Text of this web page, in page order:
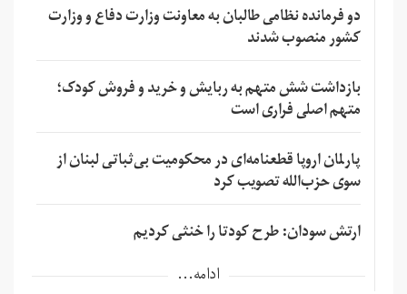
دو فرمانده نظامی طالبان به معاونت وزارت دفاع و وزارت
کشور منصوب شدند
بازداشت شش متهم به ربایش و خرید و فروش کودک؛
متهم اصلی فراری است
پارلمان اروپا قطعنامه‌ای در محکومیت بی‌ثباتی لبنان از
سوی حزب‌الله تصویب کرد
ارتش سودان: طرح کودتا را خنثی کردیم
ادامه...